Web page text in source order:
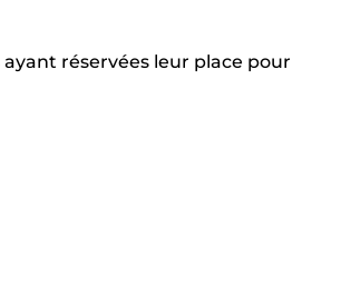
réservées leur place pour